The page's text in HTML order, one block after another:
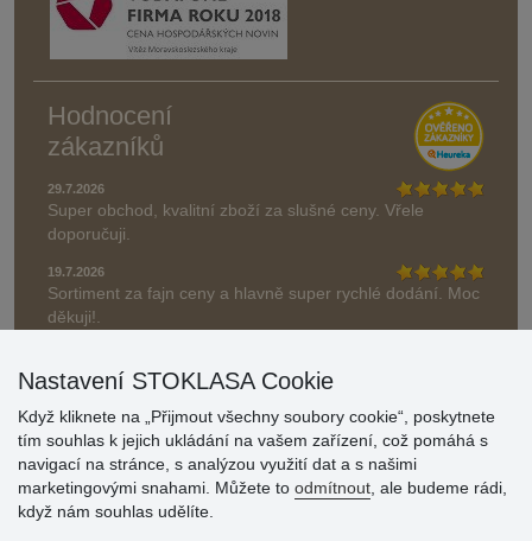
Hodnocení
zákazníků
29.7.2026
Super obchod, kvalitní zboží za slušné ceny. Vřele
doporučuji.
19.7.2026
Sortiment za fajn ceny a hlavně super rychlé dodání. Moc
děkuji!.
» Aktuálně 19084 recenzí
* Recenze neověřujeme
Nastavení STOKLASA Cookie
Když kliknete na „Přijmout všechny soubory cookie“, poskytnete
tím souhlas k jejich ukládání na vašem zařízení, což pomáhá s
navigací na stránce, s analýzou využití dat a s našimi
marketingovými snahami. Můžete to odmítnout , ale budeme rádi,
když nám souhlas udělíte.